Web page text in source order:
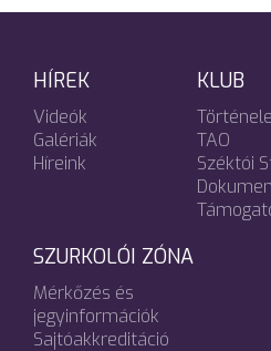
HÍREK
Videók
Galériák
Híreink
KLUB
TAO
Széktói
SZURKOLÓI ZÓNA
Mérkőzés és
jegyinformációk
Sajtóakkreditáció